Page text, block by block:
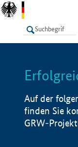
LISTE
Auf der
finden Sie
GRW-